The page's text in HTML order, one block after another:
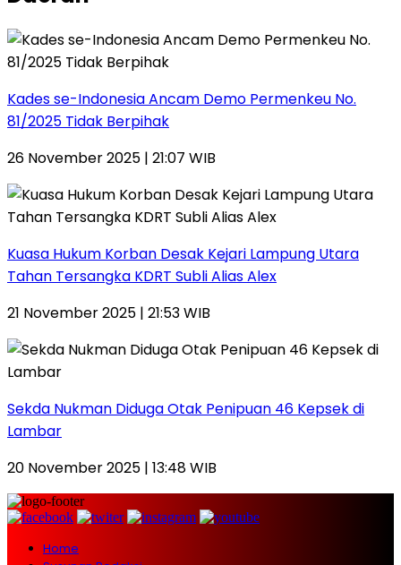
Kades se-Indonesia Ancam Demo Permenkeu No.
81/2025 Tidak Berpihak
26 November 2025 | 21:07 WIB
Kuasa Hukum Korban Desak Kejari Lampung Utara
Tahan Tersangka KDRT Subli Alias Alex
21 November 2025 | 21:53 WIB
Sekda Nukman Diduga Otak Penipuan 46 Kepsek di
Lambar
20 November 2025 | 13:48 WIB
Home